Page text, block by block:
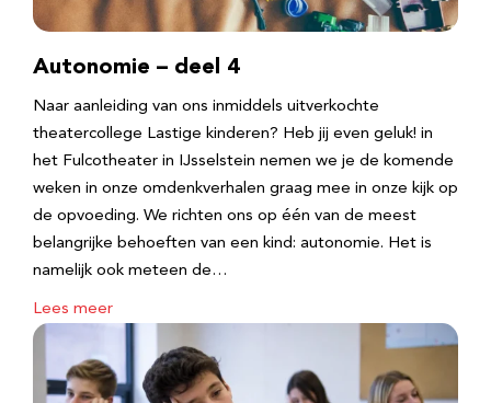
Autonomie – deel 4
Naar aanleiding van ons inmiddels uitverkochte
theatercollege Lastige kinderen? Heb jij even geluk! in
het Fulcotheater in IJsselstein nemen we je de komende
weken in onze omdenkverhalen graag mee in onze kijk op
de opvoeding. We richten ons op één van de meest
belangrijke behoeften van een kind: autonomie. Het is
namelijk ook meteen de…
Lees meer